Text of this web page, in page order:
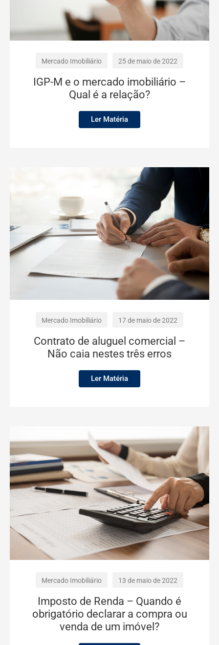
Mercado Imobiliário 25 de maio de 2022
IGP-M e o mercado imobiliário –
Qual é a relação?
Ler Matéria
Mercado Imobiliário 17 de maio de 2022
Contrato de aluguel comercial –
Não caia nestes três erros
Ler Matéria
Mercado Imobiliário 13 de maio de 2022
Imposto de Renda – Quando é
obrigatório declarar a compra ou
venda de um imóvel?